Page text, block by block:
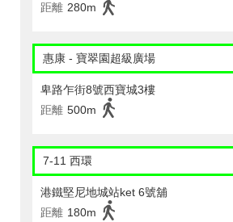
距離 280m
惠康 - 寶翠園超級廣場
卑路乍街8號西寶城3樓
距離 500m
7-11 西環
港鐵堅尼地城站ket 6號舖
距離 180m